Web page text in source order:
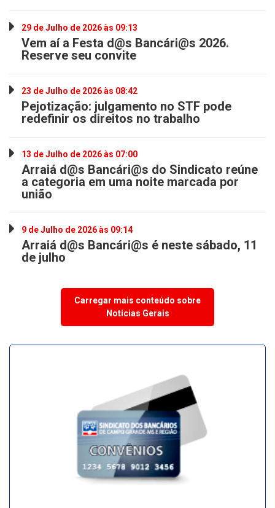
29 de Julho de 2026 às 09:13
Vem aí a Festa d@s Bancári@s 2026.
Reserve seu convite
23 de Julho de 2026 às 08:42
Pejotização: julgamento no STF pode
redefinir os direitos no trabalho
13 de Julho de 2026 às 07:00
Arraiá d@s Bancári@s do Sindicato reúne
a categoria em uma noite marcada por
união
9 de Julho de 2026 às 09:14
Arraiá d@s Bancári@s é neste sábado, 11
de julho
Carregar mais conteúdo sobre
Notícias Gerais